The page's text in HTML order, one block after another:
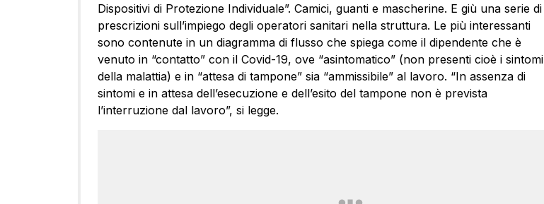
Dispositivi di Protezione Individuale”. Camici, guanti e mascherine. E giù una serie di
prescrizioni sull’impiego degli operatori sanitari nella struttura. Le più interessanti
sono contenute in un diagramma di flusso che spiega come il dipendente che è
venuto in “contatto” con il Covid-19, ove “asintomatico” (non presenti cioè i sintomi
della malattia) e in “attesa di tampone” sia “ammissibile” al lavoro. “In assenza di
sintomi e in attesa dell’esecuzione e dell’esito del tampone non è prevista
l’interruzione dal lavoro”, si legge.